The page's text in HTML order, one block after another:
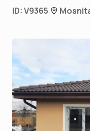
ID: V9365